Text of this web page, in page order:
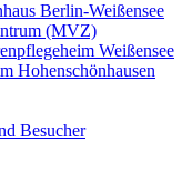
Berlin-Weißensee
(MVZ)
Weißensee
Hohenschönhausen
Besucher